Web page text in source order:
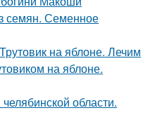
семян. Семенное
на яблоне. Лечим
на яблоне.
области.